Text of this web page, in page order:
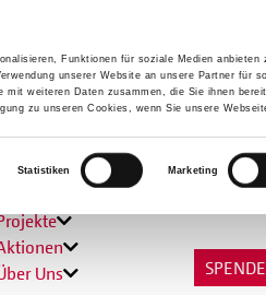
Funktionen für soziale Medien
unserer Website an unsere Partner für
mit weiteren Daten zusammen, die Sie ihnen
zu unseren Cookies, wenn Sie unsere
Statistiken Marketing
Hilfen
Uns